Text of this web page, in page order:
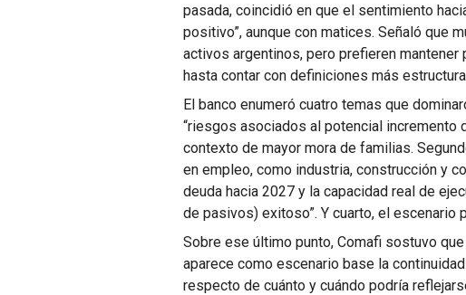
pasada, coincidió en que el sentimiento
positivo”, aunque con matices. Señaló que
activos argentinos, pero prefieren
hasta contar con definiciones más
El banco enumeró cuatro temas que
“riesgos asociados al potencial incremento
contexto de mayor mora de familias.
en empleo, como industria, construcción y
deuda hacia 2027 y la capacidad real de
de pasivos) exitoso”. Y cuarto, el escenario
Sobre ese último punto, Comafi sostuvo
aparece como escenario base la
respecto de cuánto y cuándo podría